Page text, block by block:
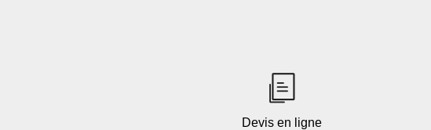
Devis en ligne